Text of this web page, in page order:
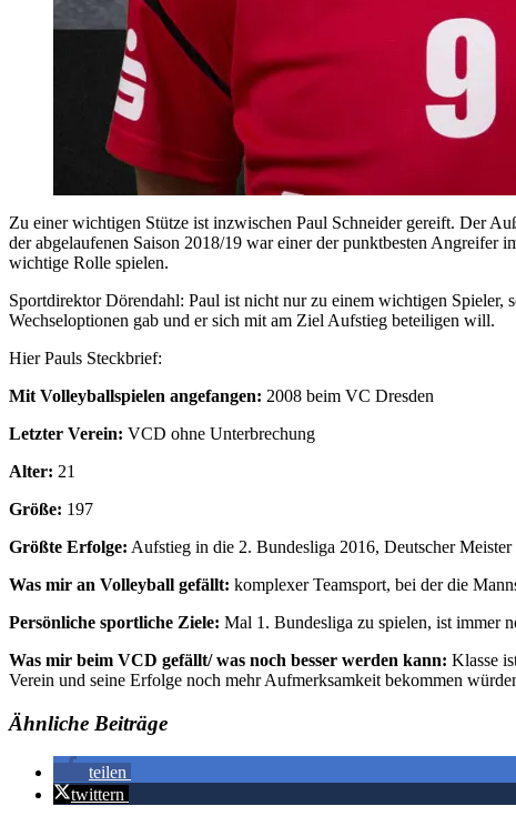
Zu einer wichtigen Stütze ist inzwischen Paul Schneider gereift. Der
der abgelaufenen Saison 2018/19 war einer der punktbesten Angreifer
wichtige Rolle spielen.
Sportdirektor Dörendahl: Paul ist nicht nur zu einem wichtigen Spieler,
Wechseloptionen gab und er sich mit am Ziel Aufstieg beteiligen will.
Hier Pauls Steckbrief:
Mit Volleyballspielen angefangen: 2008 beim VC Dresden
Letzter Verein: VCD ohne Unterbrechung
Alter: 21
Größe: 197
Größte Erfolge: Aufstieg in die 2. Bundesliga 2016, Deutscher
Was mir an Volleyball gefällt: komplexer Teamsport, bei der die
Persönliche sportliche Ziele: Mal 1. Bundesliga zu spielen, ist immer
Was mir beim VCD gefällt/ was noch besser werden kann: Klasse
Verein und seine Erfolge noch mehr Aufmerksamkeit bekommen
Ähnliche Beiträge
teilen
twittern